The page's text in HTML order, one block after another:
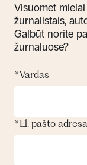
Visuomet
žurnalistais,
Galbūt norite
žurnaluose?
*Vardas
*El. pašto